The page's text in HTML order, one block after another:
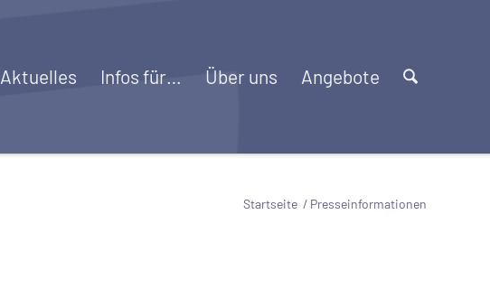
Aktuelles Infos für… Über uns Angebote
Startseite / Presseinformationen